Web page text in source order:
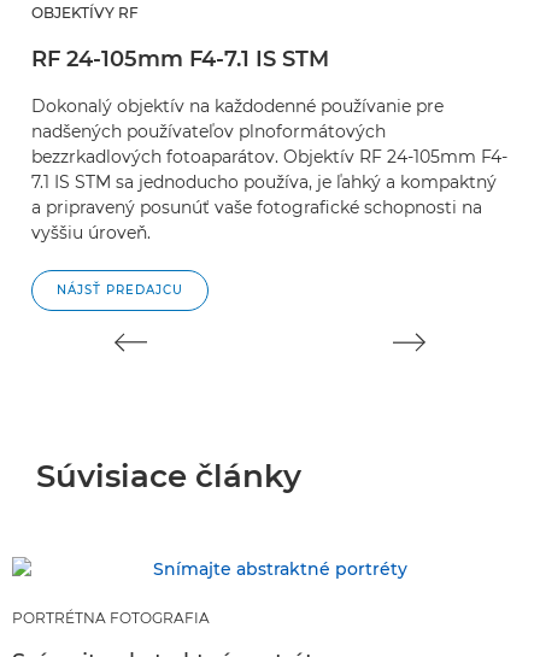
OBJEKTÍVY RF
RF 24-105mm F4-7.1 IS STM
Dokonalý objektív na každodenné používanie pre
nadšených používateľov plnoformátových
bezzrkadlových fotoaparátov. Objektív RF 24-105mm F4-
7.1 IS STM sa jednoducho používa, je ľahký a kompaktný
a pripravený posunúť vaše fotografické schopnosti na
vyššiu úroveň.
NÁJSŤ PREDAJCU
Súvisiace články
PORTRÉTNA FOTOGRAFIA